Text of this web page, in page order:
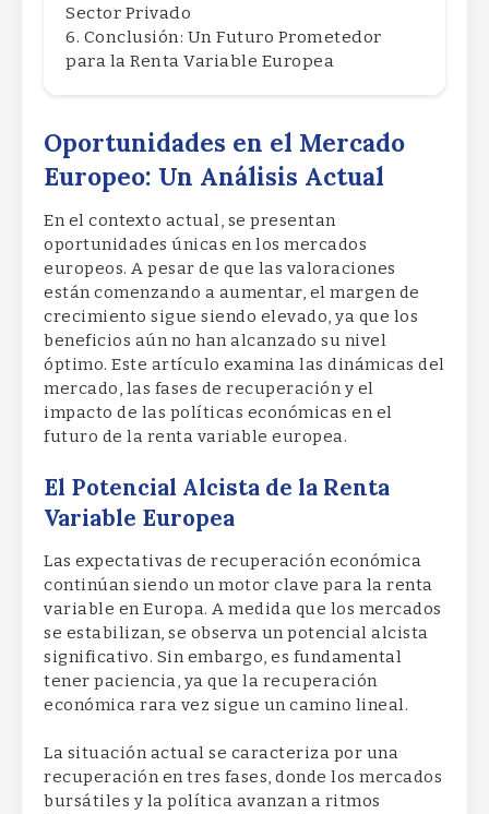
Sector Privado
Conclusión: Un Futuro Prometedor
para la Renta Variable Europea
Oportunidades en el Mercado
Europeo: Un Análisis Actual
En el contexto actual, se presentan
oportunidades únicas en los mercados
europeos. A pesar de que las valoraciones
están comenzando a aumentar, el margen de
crecimiento sigue siendo elevado, ya que los
beneficios aún no han alcanzado su nivel
óptimo. Este artículo examina las dinámicas del
mercado, las fases de recuperación y el
impacto de las políticas económicas en el
futuro de la renta variable europea.
El Potencial Alcista de la Renta
Variable Europea
Las expectativas de recuperación económica
continúan siendo un motor clave para la renta
variable en Europa. A medida que los mercados
se estabilizan, se observa un potencial alcista
significativo. Sin embargo, es fundamental
tener paciencia, ya que la recuperación
económica rara vez sigue un camino lineal.
La situación actual se caracteriza por una
recuperación en tres fases, donde los mercados
bursátiles y la política avanzan a ritmos